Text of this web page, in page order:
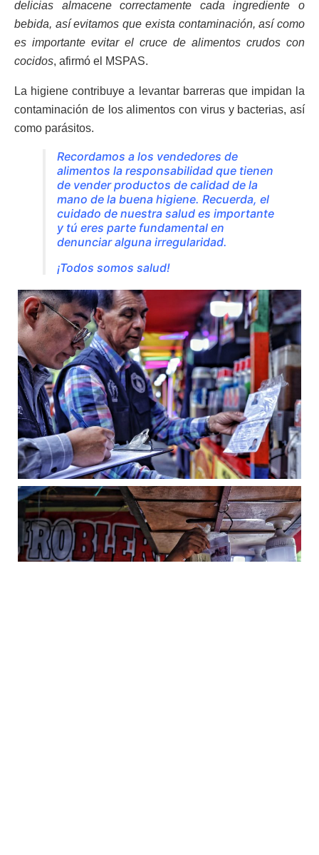
delicias almacene correctamente cada ingrediente o
bebida, así evitamos que exista contaminación, así como
es importante evitar el cruce de alimentos crudos con
cocidos, afirmó el MSPAS.
La higiene contribuye a levantar barreras que impidan la
contaminación de los alimentos con virus y bacterias, así
como parásitos.
Recordamos a los vendedores de
alimentos la responsabilidad que tienen
de vender productos de calidad de la
mano de la buena higiene. Recuerda, el
cuidado de nuestra salud es importante
y tú eres parte fundamental en
denunciar alguna irregularidad.
¡Todos somos salud!